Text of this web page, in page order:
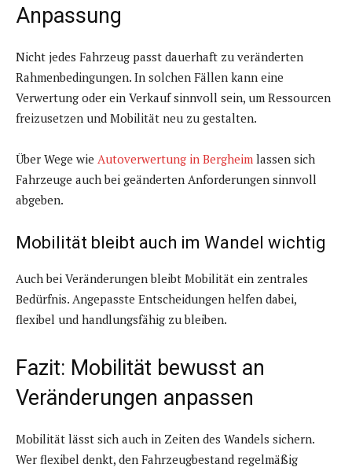
Anpassung
Nicht jedes Fahrzeug passt dauerhaft zu veränderten
Rahmenbedingungen. In solchen Fällen kann eine
Verwertung oder ein Verkauf sinnvoll sein, um Ressourcen
freizusetzen und Mobilität neu zu gestalten.
Über Wege wie Autoverwertung in Bergheim lassen sich
Fahrzeuge auch bei geänderten Anforderungen sinnvoll
abgeben.
Mobilität bleibt auch im Wandel wichtig
Auch bei Veränderungen bleibt Mobilität ein zentrales
Bedürfnis. Angepasste Entscheidungen helfen dabei,
flexibel und handlungsfähig zu bleiben.
Fazit: Mobilität bewusst an
Veränderungen anpassen
Mobilität lässt sich auch in Zeiten des Wandels sichern.
Wer flexibel denkt, den Fahrzeugbestand regelmäßig